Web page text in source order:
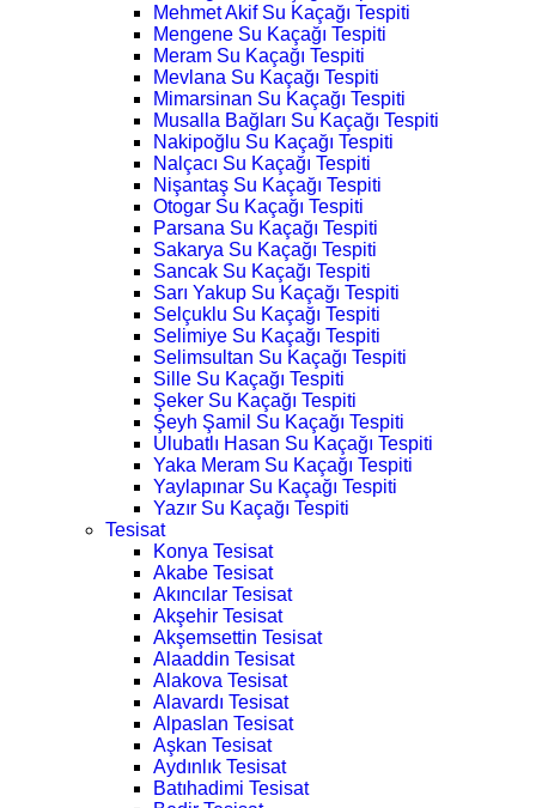
Mehmet Akif Su Kaçağı Tespiti
Mengene Su Kaçağı Tespiti
Meram Su Kaçağı Tespiti
Mevlana Su Kaçağı Tespiti
Mimarsinan Su Kaçağı Tespiti
Musalla Bağları Su Kaçağı Tespiti
Nakipoğlu Su Kaçağı Tespiti
Nalçacı Su Kaçağı Tespiti
Nişantaş Su Kaçağı Tespiti
Otogar Su Kaçağı Tespiti
Parsana Su Kaçağı Tespiti
Sakarya Su Kaçağı Tespiti
Sancak Su Kaçağı Tespiti
Sarı Yakup Su Kaçağı Tespiti
Selçuklu Su Kaçağı Tespiti
Selimiye Su Kaçağı Tespiti
Selimsultan Su Kaçağı Tespiti
Sille Su Kaçağı Tespiti
Şeker Su Kaçağı Tespiti
Şeyh Şamil Su Kaçağı Tespiti
Ulubatlı Hasan Su Kaçağı Tespiti
Yaka Meram Su Kaçağı Tespiti
Yaylapınar Su Kaçağı Tespiti
Yazır Su Kaçağı Tespiti
Tesisat
Konya Tesisat
Akabe Tesisat
Akıncılar Tesisat
Akşehir Tesisat
Akşemsettin Tesisat
Alaaddin Tesisat
Alakova Tesisat
Alavardı Tesisat
Alpaslan Tesisat
Aşkan Tesisat
Aydınlık Tesisat
Batıhadimi Tesisat